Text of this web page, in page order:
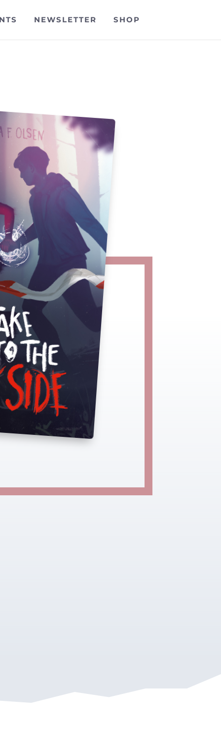
NEWSLETTER SHOP